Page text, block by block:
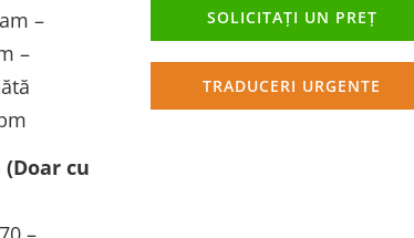
–
–
cu
SOLICITAȚI UN PREȚ
TRADUCERI URGENTE